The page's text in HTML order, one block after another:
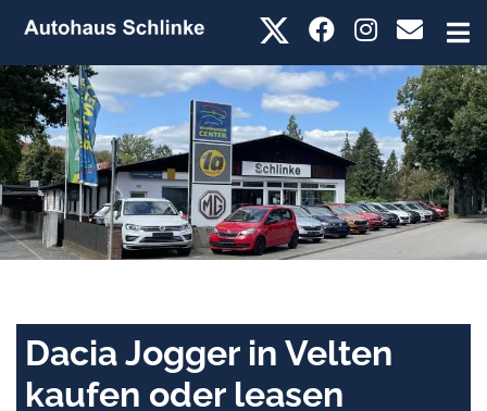
Dacia Jogger in Velten
kaufen oder leasen